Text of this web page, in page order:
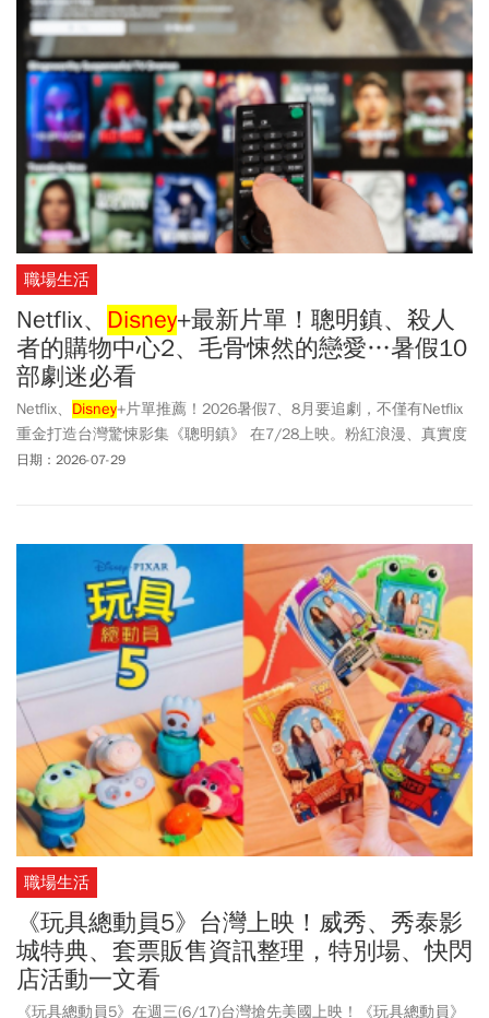
職場生活
Netflix、 Disney+最新片單！聰明鎮、殺人
者的購物中心2、毛骨悚然的戀愛…暑假10
部劇迷必看
Netflix、 Disney+片單推薦！2026暑假7、8月要追劇，不僅有Netflix
重金打造台灣驚悚影集《聰明鎮》 在7/28上映。粉紅浪漫、真實度
極高的戀愛實境節目《母胎單身戀愛大作戰2》7/7強勢回歸。上線
潮！7-8月Netflix、Disney
+有哪些新作？共10部最值得期待的強檔新
作一次整理。
日期：2026-07-29
職場生活
《玩具總動員5》台灣上映！威秀、秀泰影
城特典、套票販售資訊整理，特別場、快閃
店活動一文看
《玩具總動員5》在週三(6/17)台灣搶先美國上映！《玩具總動員》